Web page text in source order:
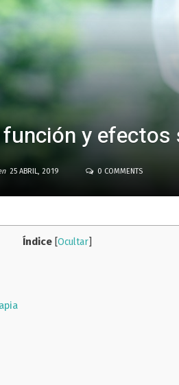
y efectos
25 ABRIL, 2019 0 COMMENTS
Índice [Ocultar]